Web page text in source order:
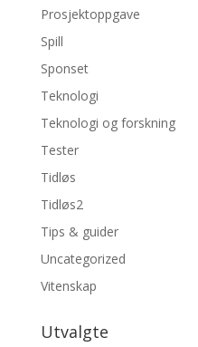
Prosjektoppgave
Spill
Sponset
Teknologi
Teknologi og forskning
Tester
Tidløs
Tidløs2
Tips & guider
Uncategorized
Vitenskap
Utvalgte